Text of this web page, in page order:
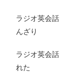
ラジオ英会
んざり
ラジオ英会
れた